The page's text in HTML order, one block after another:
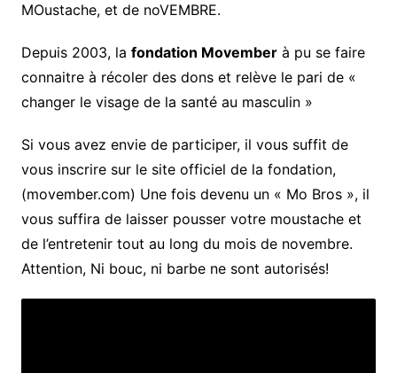
MOustache, et de noVEMBRE.
Depuis 2003, la fondation Movemberà pu se faire
connaitre à récoler des dons et relève le pari de «
changer le visage de la santé au masculin »
Si vous avez envie de participer, il vous suffit de
vous inscrire sur le site officiel de la fondation,
(movember.com) Une fois devenu un « Mo Bros », il
vous suffira de laisser pousser votre moustache et
de l’entretenir tout au long du mois de novembre.
Attention, Ni bouc, ni barbe ne sont autorisés!